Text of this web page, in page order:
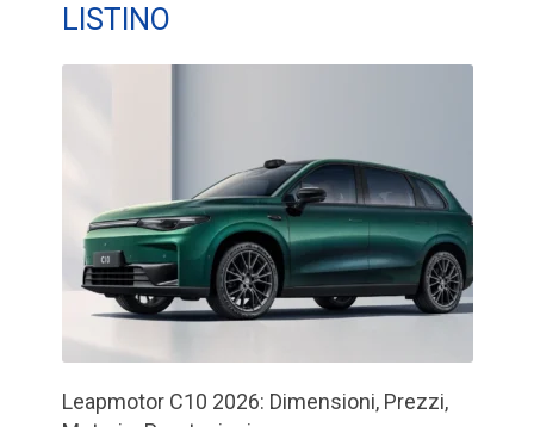
LISTINO
Leapmotor C10 2026: Dimensioni, Prezzi,